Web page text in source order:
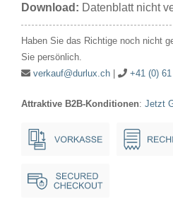
1.5V
Blink
Menge
Download: Datenblatt nicht
Haben Sie das Richtige noch nicht
Sie persönlich.
verkauf@durlux.ch| +41 (0)
Attraktive B2B-Konditionen: Jetzt